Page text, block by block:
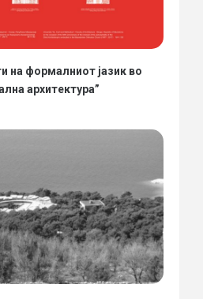
на формалниот јазик во
архитектура”